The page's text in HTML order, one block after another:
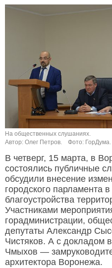
На общественных слушаниях.
Автор: Олег Петров.
Фото: ГорДума.
В четверг, 15 марта, в
состоялись публичные
обсудили внесение
городского парламента
благоустройства
Участниками
горадминистрации,
депутаты Александр
Чистяков. А с докладом
Чмыхов —
архитектора Воронежа.